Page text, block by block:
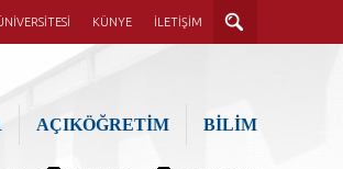
KÜNYE İLETİŞİM
AÇIKÖĞRETİM BİLİM